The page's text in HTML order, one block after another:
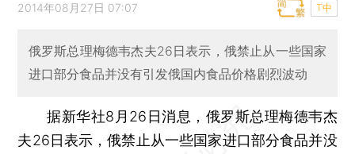
2014年08月27日 07:07 T中
俄罗斯总理梅德韦杰夫26日表示，俄禁止从一些国家
进口部分食品并没有引发俄国内食品价格剧烈波动
据新华社8月26日消息，俄罗斯总理梅德韦杰
夫26日表示，俄禁止从一些国家进口部分食品并没